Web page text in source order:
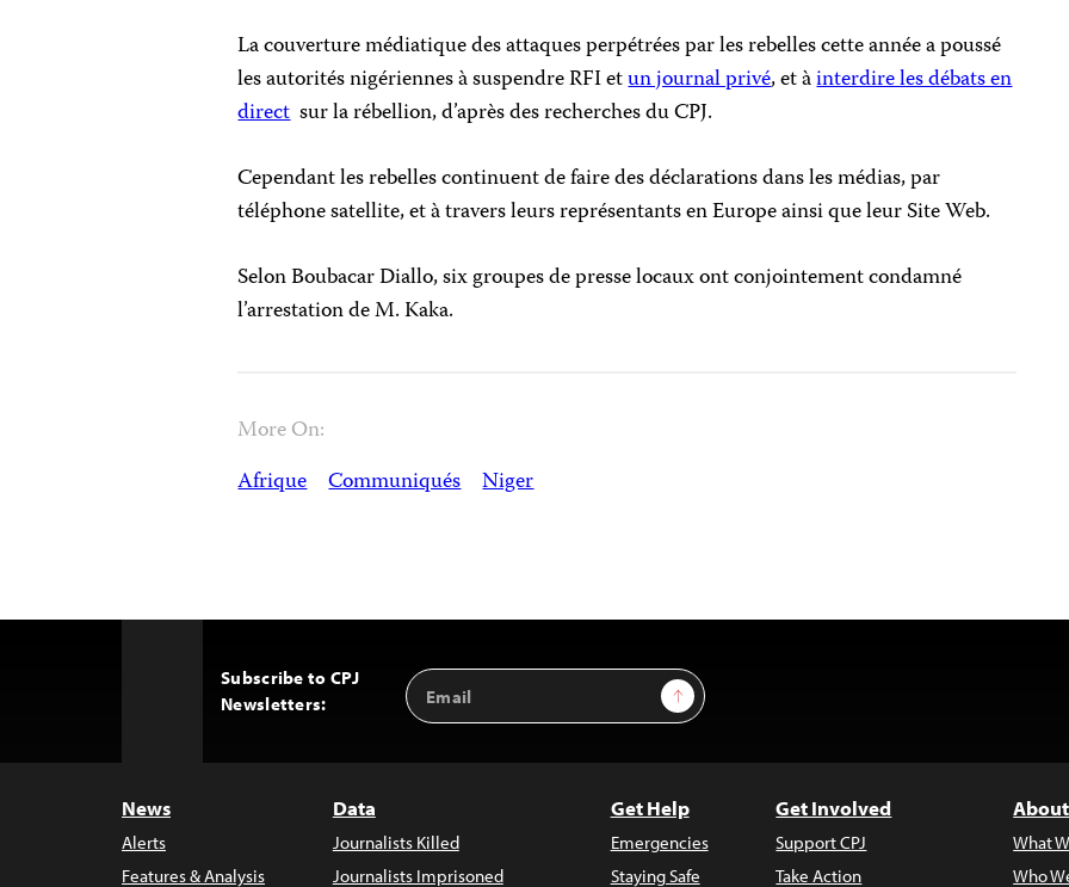
La couverture médiatique des attaques perpétrées par les rebelles cette année a poussé
les autorités nigériennes à suspendre RFI etun journal privé, et àinterdire les débats en
directsur la rébellion, d’après des recherches du CPJ.
Cependant les rebelles continuent de faire des déclarations dans les médias, par
téléphone satellite, et à travers leurs représentants en Europe ainsi que leur Site Web.
Selon Boubacar Diallo, six groupes de presse locaux ont conjointement condamné
l’arrestation de M. Kaka.
More On:
Afrique Communiqués Niger
Subscribe to CPJ
Newsletters:
Email
Address
Sign Up
News
Alerts
Features & Analysis
Data
Journalists Killed
Journalists Imprisoned
Get Help
Emergencies
Staying Safe
Get Involved
Support CPJ
Take Action
What
Who